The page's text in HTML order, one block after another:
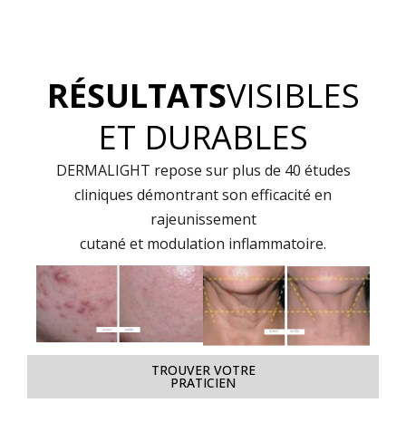
RÉSULTATSVISIBLES
ET DURABLES
DERMALIGHT repose sur plus de 40 études
cliniques démontrant son efficacité en
rajeunissement
cutané et modulation inflammatoire.
TROUVER VOTRE
PRATICIEN